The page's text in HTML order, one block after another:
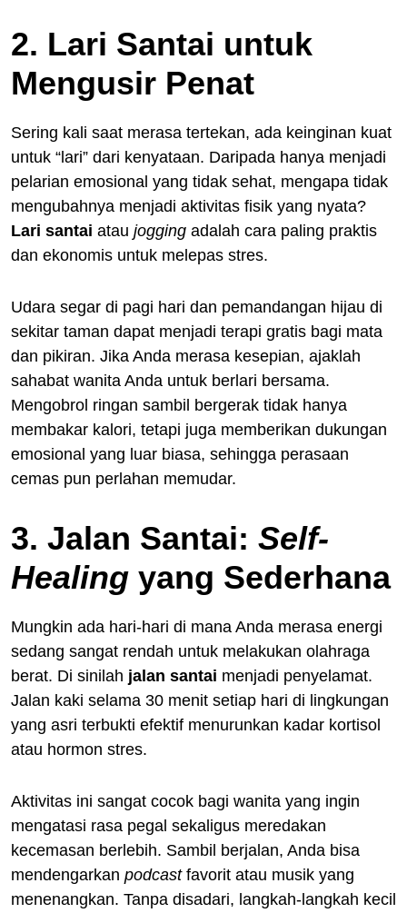
2. Lari Santai untuk
Mengusir Penat
Sering kali saat merasa tertekan, ada keinginan kuat
untuk “lari” dari kenyataan. Daripada hanya menjadi
pelarian emosional yang tidak sehat, mengapa tidak
mengubahnya menjadi aktivitas fisik yang nyata?
Lari santai atau jogging adalah cara paling praktis
dan ekonomis untuk melepas stres.
Udara segar di pagi hari dan pemandangan hijau di
sekitar taman dapat menjadi terapi gratis bagi mata
dan pikiran. Jika Anda merasa kesepian, ajaklah
sahabat wanita Anda untuk berlari bersama.
Mengobrol ringan sambil bergerak tidak hanya
membakar kalori, tetapi juga memberikan dukungan
emosional yang luar biasa, sehingga perasaan
cemas pun perlahan memudar.
3. Jalan Santai: Self-
Healing yang Sederhana
Mungkin ada hari-hari di mana Anda merasa energi
sedang sangat rendah untuk melakukan olahraga
berat. Di sinilah jalan santai menjadi penyelamat.
Jalan kaki selama 30 menit setiap hari di lingkungan
yang asri terbukti efektif menurunkan kadar kortisol
atau hormon stres.
Aktivitas ini sangat cocok bagi wanita yang ingin
mengatasi rasa pegal sekaligus meredakan
kecemasan berlebih. Sambil berjalan, Anda bisa
mendengarkan podcastfavorit atau musik yang
menenangkan. Tanpa disadari, langkah-langkah kecil